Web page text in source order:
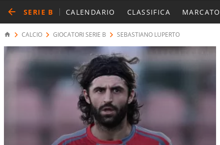
SERIE B CALENDARIO CLASSIFICA
CALCIO GIOCATORI SERIE B SEBASTIANO LUPERTO